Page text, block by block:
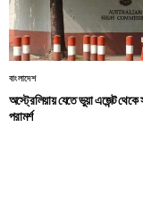
বাংলাদেশ
অস্ট্রেলিয়ায় যেতে ভুয়া এজেন্ট থেকে
পরামর্শ